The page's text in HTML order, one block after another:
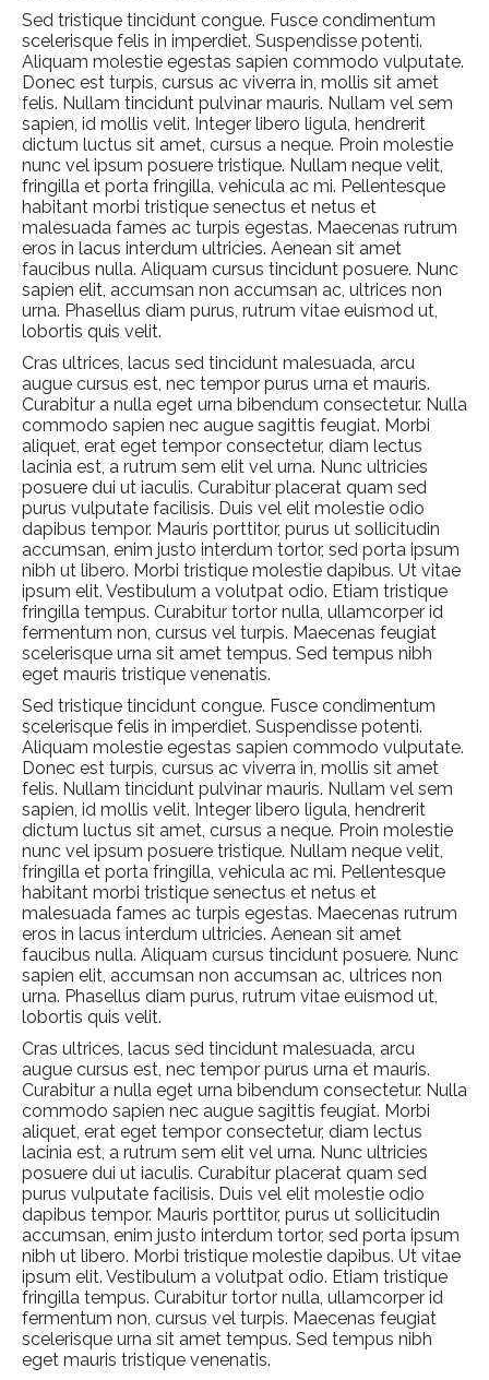
Sed tristique tincidunt congue. Fusce condimentum
scelerisque felis in imperdiet. Suspendisse potenti.
Aliquam molestie egestas sapien commodo vulputate.
Donec est turpis, cursus ac viverra in, mollis sit amet
felis. Nullam tincidunt pulvinar mauris. Nullam vel sem
sapien, id mollis velit. Integer libero ligula, hendrerit
dictum luctus sit amet, cursus a neque. Proin molestie
nunc vel ipsum posuere tristique. Nullam neque velit,
fringilla et porta fringilla, vehicula ac mi. Pellentesque
habitant morbi tristique senectus et netus et
malesuada fames ac turpis egestas. Maecenas rutrum
eros in lacus interdum ultricies. Aenean sit amet
faucibus nulla. Aliquam cursus tincidunt posuere. Nunc
sapien elit, accumsan non accumsan ac, ultrices non
urna. Phasellus diam purus, rutrum vitae euismod ut,
lobortis quis velit.
Cras ultrices, lacus sed tincidunt malesuada, arcu
augue cursus est, nec tempor purus urna et mauris.
Curabitur a nulla eget urna bibendum consectetur. Nulla
commodo sapien nec augue sagittis feugiat. Morbi
aliquet, erat eget tempor consectetur, diam lectus
lacinia est, a rutrum sem elit vel urna. Nunc ultricies
posuere dui ut iaculis. Curabitur placerat quam sed
purus vulputate facilisis. Duis vel elit molestie odio
dapibus tempor. Mauris porttitor, purus ut sollicitudin
accumsan, enim justo interdum tortor, sed porta ipsum
nibh ut libero. Morbi tristique molestie dapibus. Ut vitae
ipsum elit. Vestibulum a volutpat odio. Etiam tristique
fringilla tempus. Curabitur tortor nulla, ullamcorper id
fermentum non, cursus vel turpis. Maecenas feugiat
scelerisque urna sit amet tempus. Sed tempus nibh
eget mauris tristique venenatis.
Sed tristique tincidunt congue. Fusce condimentum
scelerisque felis in imperdiet. Suspendisse potenti.
Aliquam molestie egestas sapien commodo vulputate.
Donec est turpis, cursus ac viverra in, mollis sit amet
felis. Nullam tincidunt pulvinar mauris. Nullam vel sem
sapien, id mollis velit. Integer libero ligula, hendrerit
dictum luctus sit amet, cursus a neque. Proin molestie
nunc vel ipsum posuere tristique. Nullam neque velit,
fringilla et porta fringilla, vehicula ac mi. Pellentesque
habitant morbi tristique senectus et netus et
malesuada fames ac turpis egestas. Maecenas rutrum
eros in lacus interdum ultricies. Aenean sit amet
faucibus nulla. Aliquam cursus tincidunt posuere. Nunc
sapien elit, accumsan non accumsan ac, ultrices non
urna. Phasellus diam purus, rutrum vitae euismod ut,
lobortis quis velit.
Cras ultrices, lacus sed tincidunt malesuada, arcu
augue cursus est, nec tempor purus urna et mauris.
Curabitur a nulla eget urna bibendum consectetur. Nulla
commodo sapien nec augue sagittis feugiat. Morbi
aliquet, erat eget tempor consectetur, diam lectus
lacinia est, a rutrum sem elit vel urna. Nunc ultricies
posuere dui ut iaculis. Curabitur placerat quam sed
purus vulputate facilisis. Duis vel elit molestie odio
dapibus tempor. Mauris porttitor, purus ut sollicitudin
accumsan, enim justo interdum tortor, sed porta ipsum
nibh ut libero. Morbi tristique molestie dapibus. Ut vitae
ipsum elit. Vestibulum a volutpat odio. Etiam tristique
fringilla tempus. Curabitur tortor nulla, ullamcorper id
fermentum non, cursus vel turpis. Maecenas feugiat
scelerisque urna sit amet tempus. Sed tempus nibh
eget mauris tristique venenatis.